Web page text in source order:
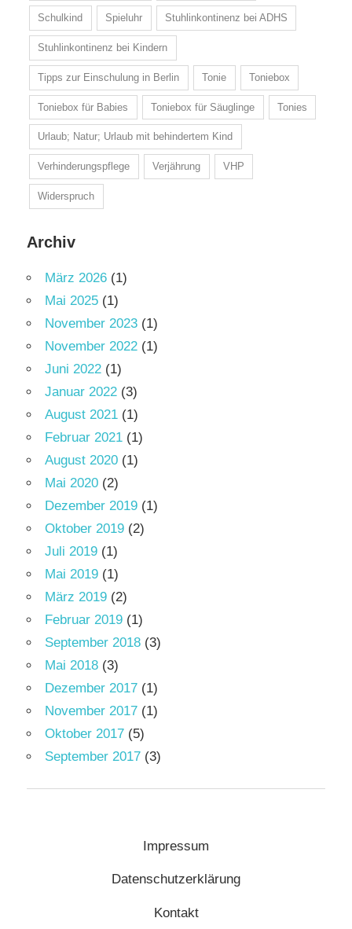
Schulkind Spieluhr Stuhlinkontinenz bei ADHS
Stuhlinkontinenz bei Kindern
Tipps zur Einschulung in Berlin Tonie Toniebox
Toniebox für Babies Toniebox für Säuglinge Tonies
Urlaub; Natur; Urlaub mit behindertem Kind
Verhinderungspflege Verjährung VHP
Widerspruch
Archiv
März 2026 (1)
Mai 2025 (1)
November 2023 (1)
November 2022 (1)
Juni 2022 (1)
Januar 2022 (3)
August 2021 (1)
Februar 2021 (1)
August 2020 (1)
Mai 2020 (2)
Dezember 2019 (1)
Oktober 2019 (2)
Juli 2019 (1)
Mai 2019 (1)
März 2019 (2)
Februar 2019 (1)
September 2018 (3)
Mai 2018 (3)
Dezember 2017 (1)
November 2017 (1)
Oktober 2017 (5)
September 2017 (3)
Impressum
Datenschutzerklärung
Kontakt